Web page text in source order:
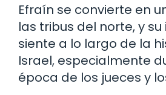
Efraín se convierte en
las tribus del norte, y
siente a lo largo de la
Israel, especialmente
época de los jueces y